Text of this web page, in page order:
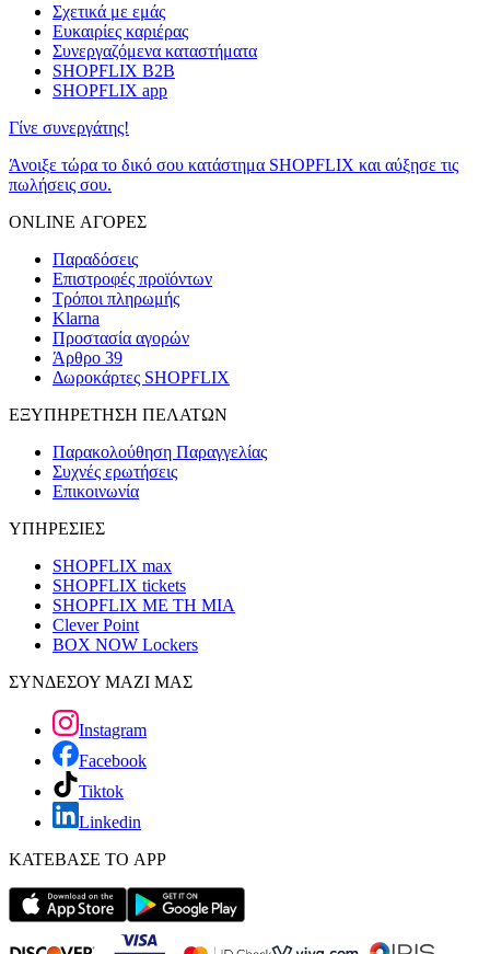
Σχετικά με εμάς
Ευκαιρίες καριέρας
Συνεργαζόμενα καταστήματα
SHOPFLIX B2B
SHOPFLIX app
Γίνε συνεργάτης!
Άνοιξε τώρα το δικό σου κατάστημα SHOPFLIX και αύξησε τις
πωλήσεις σου.
ONLINE ΑΓΟΡΕΣ
Παραδόσεις
Επιστροφές προϊόντων
Τρόποι πληρωμής
Klarna
Προστασία αγορών
Άρθρο 39
Δωροκάρτες SHOPFLIX
ΕΞΥΠΗΡΕΤΗΣΗ ΠΕΛΑΤΩΝ
Παρακολούθηση Παραγγελίας
Συχνές ερωτήσεις
Επικοινωνία
ΥΠΗΡΕΣΙΕΣ
SHOPFLIX max
SHOPFLIX tickets
SHOPFLIX ΜΕ ΤΗ ΜΙΑ
Clever Point
BOX NOW Lockers
ΣΥΝΔΕΣΟΥ ΜΑΖΙ ΜΑΣ
Instagram
Facebook
Tiktok
Linkedin
ΚΑΤΕΒΑΣΕ ΤΟ APP